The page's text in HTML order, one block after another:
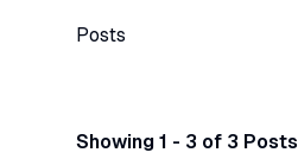
Posts
Showing 1 - 3 of 3 Posts